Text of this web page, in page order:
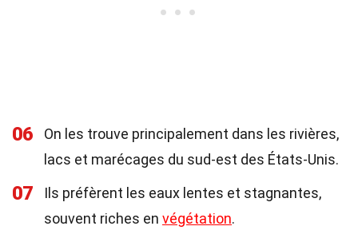
06
On les trouve principalement dans les rivières,
lacs et marécages du sud-est des États-Unis.
07
Ils préfèrent les eaux lentes et stagnantes,
souvent riches en végétation.